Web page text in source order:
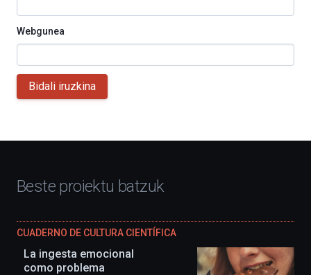
Webgunea
Bidali iruzkina
Beste proiektu batzuk
CUADERNO DE CULTURA CIENTÍFICA
La ingesta emocional
como problema